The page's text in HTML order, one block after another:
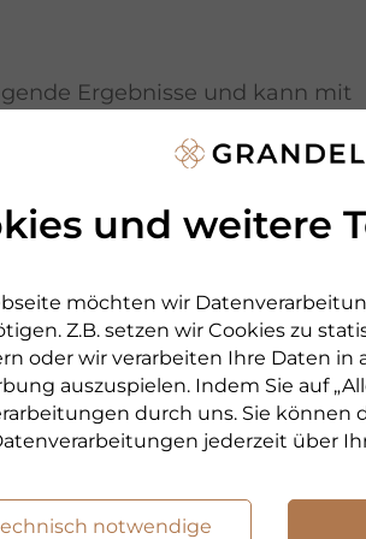
und weitere
möchten wir
Z.B. setzen wir Cookies zu
oder wir verarbeiten Ihre Daten in
auszuspielen. Indem Sie auf
durch uns. Sie können
jederzeit über
notwendige
Ergebnisse und kann mit
wurde über die Jahre hinweg
ausgezeichnet und prämiert.
in unserem Beitrag zu
Serie